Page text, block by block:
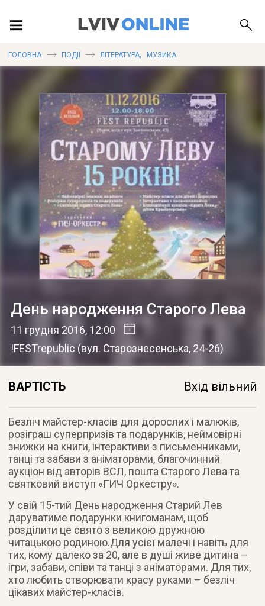
ПУБЛІКАЦІЇ
ДОВІДКА
ГОЛОВНА ПОДІЇ ЛІТЕРАТУРА, МУЗИКА
День народження Старого Лева
11 грудня 2016, 12:00
!FESTrepublic (вул. Старознесенська, 24-26)
ВАРТІСТЬ Вхід вільний
Безліч майстер-класів для дорослих і малюків,
розіграш суперпризів та подарунків, неймовірні
знижки на книги, інтерактиви з письменниками,
танці та забави з аніматорами, благочинний
аукціон від авторів ВСЛ, пошта Старого Лева та
святковий виступ «ГИЧ Оркестру».
У свій 15-тий День народження Старий Лев
даруватиме подарунки книгоманам, щоб
розділити це свято з великою дружною
читацькою родиною.Для усієї малечі і навіть для
тих, кому далеко за 20, але в душі живе дитина –
ігри, забави, співи та танці з аніматорами. Для тих,
хто любить створювати красу руками – безліч
цікавих майстер-класів.